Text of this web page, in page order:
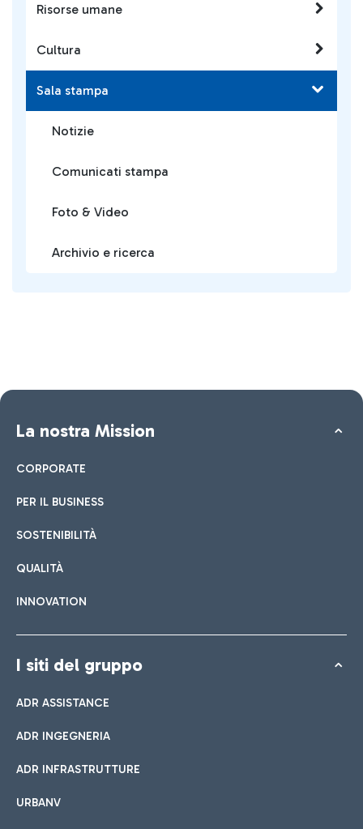
Risorse umane
Cultura
Sala stampa
Notizie
Comunicati stampa
Foto & Video
Archivio e ricerca
La nostra Mission
CORPORATE
PER IL BUSINESS
SOSTENIBILITÀ
QUALITÀ
INNOVATION
I siti del gruppo
ADR ASSISTANCE
ADR INGEGNERIA
ADR INFRASTRUTTURE
URBANV